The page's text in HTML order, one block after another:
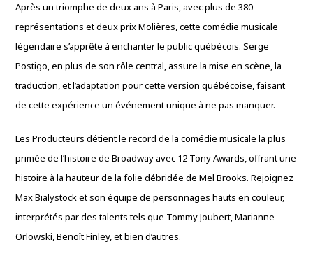
Après un triomphe de deux ans à Paris, avec plus de 380
représentations et deux prix Molières, cette comédie musicale
légendaire s’apprête à enchanter le public québécois. Serge
Postigo, en plus de son rôle central, assure la mise en scène, la
traduction, et l’adaptation pour cette version québécoise, faisant
de cette expérience un événement unique à ne pas manquer.
Les Producteurs détient le record de la comédie musicale la plus
primée de l’histoire de Broadway avec 12 Tony Awards, offrant une
histoire à la hauteur de la folie débridée de Mel Brooks. Rejoignez
Max Bialystock et son équipe de personnages hauts en couleur,
interprétés par des talents tels que Tommy Joubert, Marianne
Orlowski, Benoît Finley, et bien d’autres.